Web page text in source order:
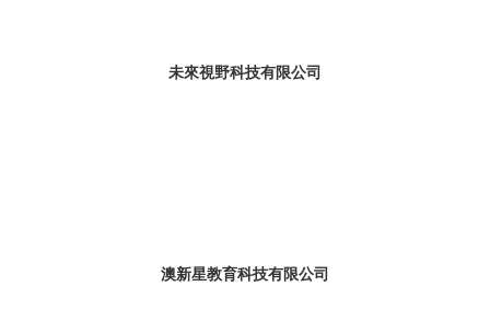
未來視野科技有限公司
澳新星教育科技有限公司